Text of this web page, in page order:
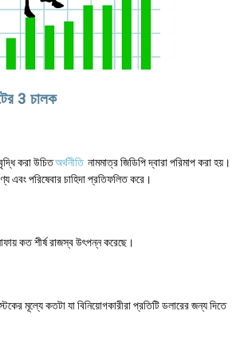
3 চালক
করা উচিতঅর্থনীতি নামমাত্র জিডিপি দ্বারা পরিমাপ করা হয়।
এবং পরিষেবার চাহিদা প্রতিফলিত করে।
কত শীর্ষ রাজস্ব উৎপন্ন করেছে।
মূল্যে কতটা যা বিনিয়োগকারীরা প্রতিটি ডলারের জন্য দিতে